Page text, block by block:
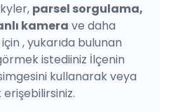
parsel sorgulama,
kamera ve daha
, yukarıda bulunan
istediiniz İlçenin
kullanarak veya